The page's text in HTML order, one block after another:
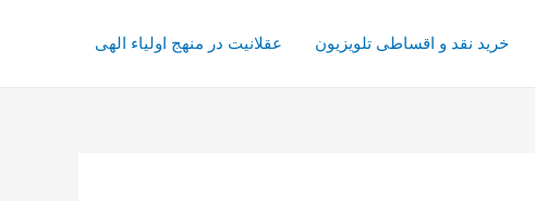
خرید نقد و اقساطی تلویزیون عقلانیت در منهج اولیاء الهی